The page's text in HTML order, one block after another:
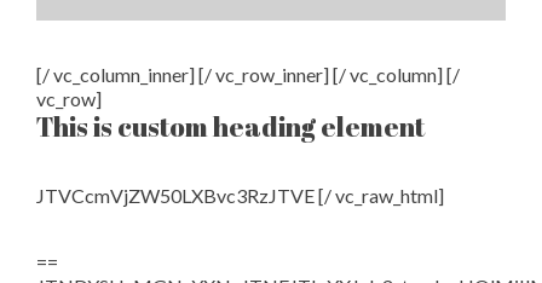
[/ vc_column_inner] [/ vc_row_inner] [/ vc_column] [/
vc_row]
This is custom heading element
JTVCcmVjZW50LXBvc3RzJTVE [/ vc_raw_html]
==